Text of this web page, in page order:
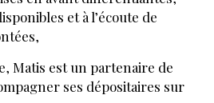
et à l’écoute de
Matis est un partenaire de
ses dépositaires sur